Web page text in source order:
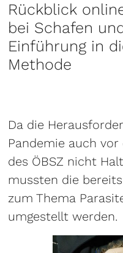
Rückblick
bei Schafen
Einführung in
Methode
Da die
Pandemie auch
des ÖBSZ nicht
mussten die
zum Thema
umgestellt werden.